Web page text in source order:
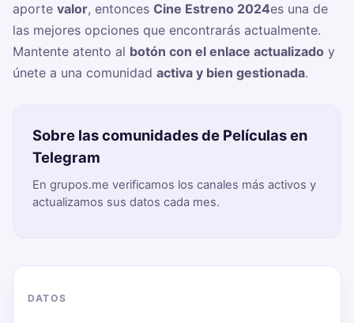
aporte valor, entonces Cine Estreno 2024es una de
las mejores opciones que encontrarás actualmente.
Mantente atento al botón con el enlace actualizado y
únete a una comunidad activa y bien gestionada.
Sobre las comunidades de Películas en
Telegram
En grupos.me verificamos los canales más activos y
actualizamos sus datos cada mes.
DATOS